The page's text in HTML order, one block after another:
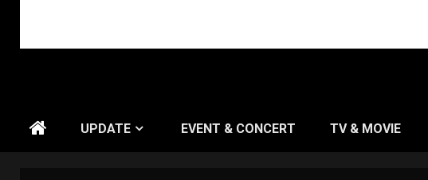
UPDATE EVENT & CONCERT TV & MOVIE